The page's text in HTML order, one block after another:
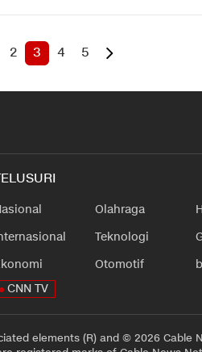
2 3 4 5
Olahraga
Teknologi
Otomotif
CNN TV
elements (R) and © 2026